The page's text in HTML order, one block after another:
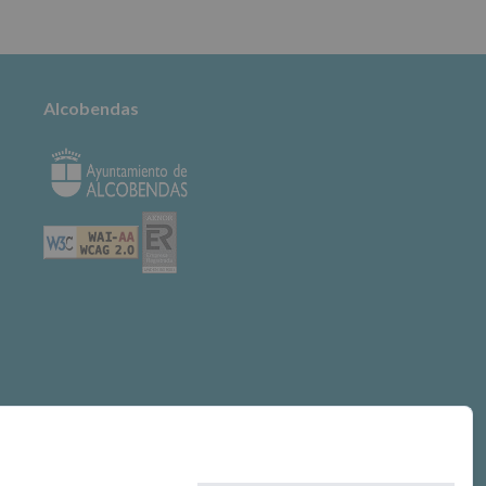
Alcobendas